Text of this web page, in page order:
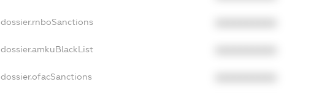
dossier.rnboSanctions
dossier.amkuBlackList
dossier.ofacSanctions